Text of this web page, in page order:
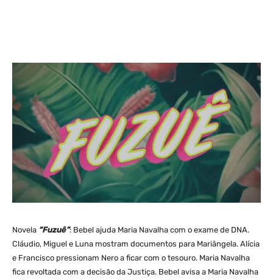
Novela “Fuzuê”: Bebel ajuda Maria Navalha com o exame de DNA.
Cláudio, Miguel e Luna mostram documentos para Mariângela. Alícia
e Francisco pressionam Nero a ficar com o tesouro. Maria Navalha
fica revoltada com a decisão da Justiça. Bebel avisa a Maria Navalha